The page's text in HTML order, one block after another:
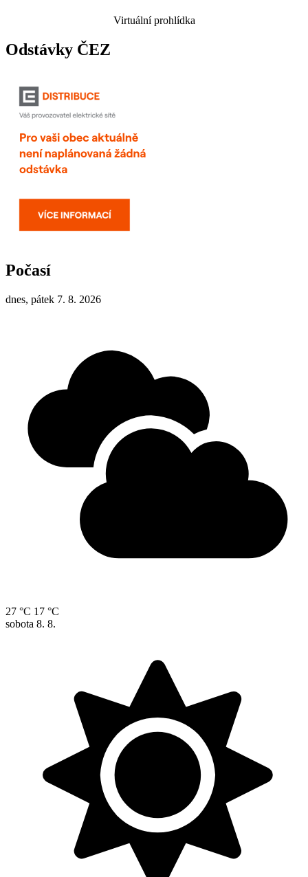
Virtuální prohlídka
Odstávky ČEZ
Počasí
dnes, pátek 7. 8. 2026
27 °C 17 °C
sobota 8. 8.